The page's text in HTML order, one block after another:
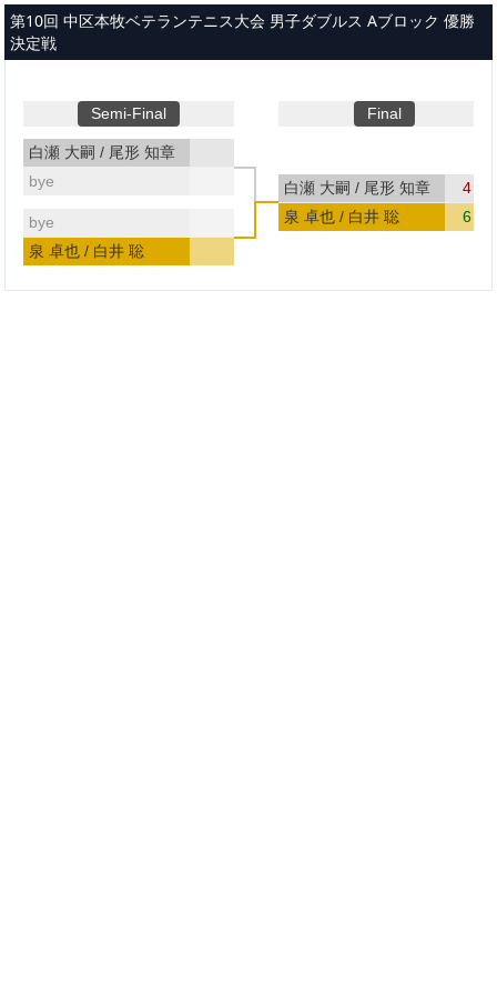
メインコンテンツへスキップ
第10回 中区本牧ベテランテニス大会 男子ダブルス Aブロック 優勝
決定戦
Semi-Final Final
白瀬 大嗣 / 尾形 知章
bye
bye
泉 卓也 / 白井 聡
白瀬 大嗣 / 尾形 知章
4
泉 卓也 / 白井 聡
6